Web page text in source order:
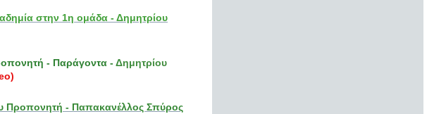
στην 1η ομάδα - Δημητρίου
- Παράγοντα - Δημητρίου
Προπονητή - Παπακανέλλος Σπύρος